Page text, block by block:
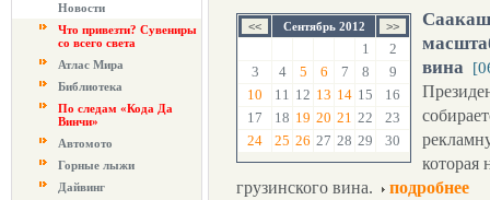
Новости
Что привезти? Сувениры
со всего света
Атлас Мира
Библиотека
По следам «Кода Да
Винчи»
Автомото
Горные лыжи
Дайвинг
Сентябрь 2012
1
2
3
4 5 6 7 8
9
10
11 12 13 14 15
16
17
18 19 20 21 22
23
24
25 26 27 28 29 30
вина
которая
грузинского вина.
подробнее